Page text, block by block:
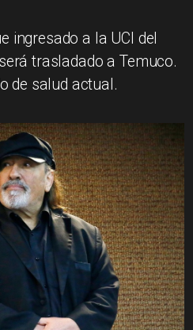
ingresado a la UCI del
trasladado a Temuco.
de salud actual.